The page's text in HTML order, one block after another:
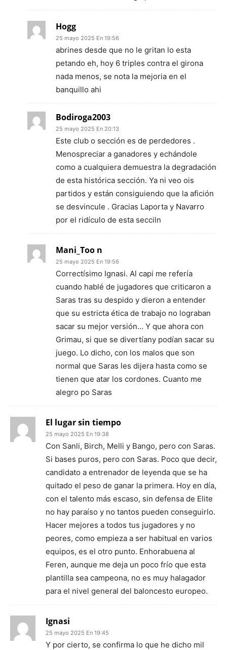
Hogg
25 mayo 2025 En 19:56
abrines desde que no le gritan lo esta
petando eh, hoy 6 triples contra el girona
nada menos, se nota la mejoria en el
banquillo ahi
Bodiroga2003
25 mayo 2025 En 20:13
Este club o sección es de perdedores .
Menospreciar a ganadores y echándole
como a cualquiera demuestra la degradación
de esta histórica sección. Ya ni veo ois
partidos y están consiguiendo que la afición
se desvincule . Gracias Laporta y Navarro
por el ridículo de esta secciln
Mani_Too n
25 mayo 2025 En 19:56
Correctísimo Ignasi. Al capi me refería
cuando hablé de jugadores que criticaron a
Saras tras su despido y dieron a entender
que su estricta ética de trabajo no lograban
sacar su mejor versión… Y que ahora con
Grimau, si que se divertíany podían sacar su
juego. Lo dicho, con los malos que son
normal que Saras les dijera hasta como se
tienen que atar los cordones. Cuanto me
alegro po Saras
El lugar sin tiempo
25 mayo 2025 En 19:38
Con Sanli, Birch, Melli y Bango, pero con Saras.
Si bases puros, pero con Saras. Poco que decir,
candidato a entrenador de leyenda que se ha
quitado el peso de ganar la primera. Hoy en día,
con el talento más escaso, sin defensa de Elite
no hay paraíso y no tantos pueden conseguirlo.
Hacer mejores a todos tus jugadores y no
peores, como empieza a ser habitual en varios
equipos, es el otro punto. Enhorabuena al
Feren, aunque me deja un poco frío que esta
plantilla sea campeona, no es muy halagador
para el nivel general del baloncesto europeo.
Ignasi
25 mayo 2025 En 19:45
Y por cierto, se confirma lo que he dicho mil